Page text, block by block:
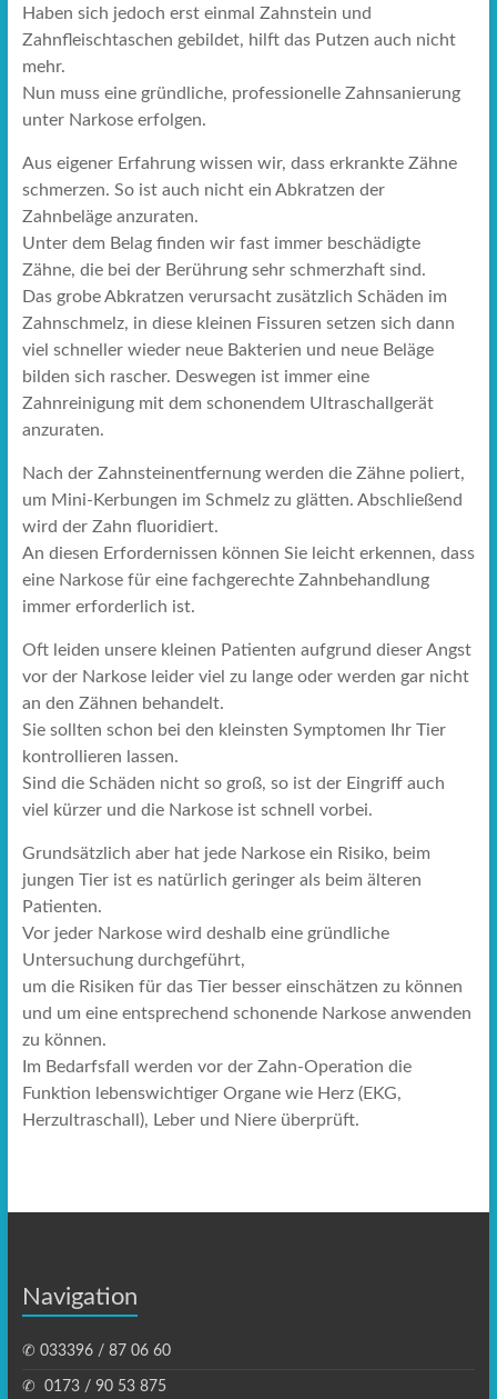
Haben sich jedoch erst einmal Zahnstein und
Zahnfleischtaschen gebildet, hilft das Putzen auch nicht
mehr.
Nun muss eine gründliche, professionelle Zahnsanierung
unter Narkose erfolgen.
Aus eigener Erfahrung wissen wir, dass erkrankte Zähne
schmerzen. So ist auch nicht ein Abkratzen der
Zahnbeläge anzuraten.
Unter dem Belag finden wir fast immer beschädigte
Zähne, die bei der Berührung sehr schmerzhaft sind.
Das grobe Abkratzen verursacht zusätzlich Schäden im
Zahnschmelz, in diese kleinen Fissuren setzen sich dann
viel schneller wieder neue Bakterien und neue Beläge
bilden sich rascher. Deswegen ist immer eine
Zahnreinigung mit dem schonendem Ultraschallgerät
anzuraten.
Nach der Zahnsteinentfernung werden die Zähne poliert,
um Mini-Kerbungen im Schmelz zu glätten. Abschließend
wird der Zahn fluoridiert.
An diesen Erfordernissen können Sie leicht erkennen, dass
eine Narkose für eine fachgerechte Zahnbehandlung
immer erforderlich ist.
Oft leiden unsere kleinen Patienten aufgrund dieser Angst
vor der Narkose leider viel zu lange oder werden gar nicht
an den Zähnen behandelt.
Sie sollten schon bei den kleinsten Symptomen Ihr Tier
kontrollieren lassen.
Sind die Schäden nicht so groß, so ist der Eingriff auch
viel kürzer und die Narkose ist schnell vorbei.
Grundsätzlich aber hat jede Narkose ein Risiko, beim
jungen Tier ist es natürlich geringer als beim älteren
Patienten.
Vor jeder Narkose wird deshalb eine gründliche
Untersuchung durchgeführt,
um die Risiken für das Tier besser einschätzen zu können
und um eine entsprechend schonende Narkose anwenden
zu können.
Im Bedarfsfall werden vor der Zahn-Operation die
Funktion lebenswichtiger Organe wie Herz (EKG,
Herzultraschall), Leber und Niere überprüft.
Navigation
✆ 033396 / 87 06 60
✆ ‭ 0173 / 90 53 875‬